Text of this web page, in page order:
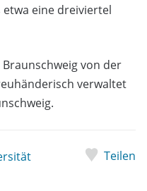
eine dreiviertel
von der
verwaltet
Teilen